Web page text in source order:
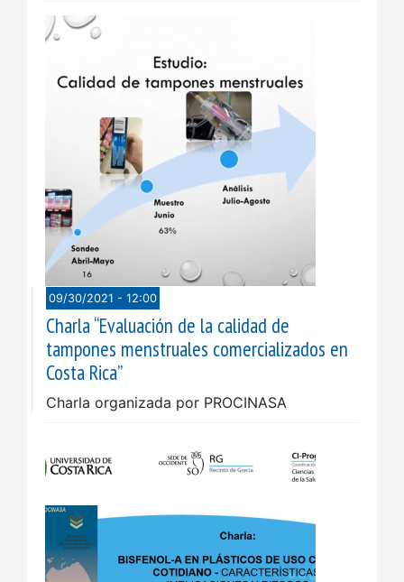
09/30/2021 - 12:00
Charla “Evaluación de la calidad de
tampones menstruales comercializados en
Costa Rica”
Charla organizada por PROCINASA